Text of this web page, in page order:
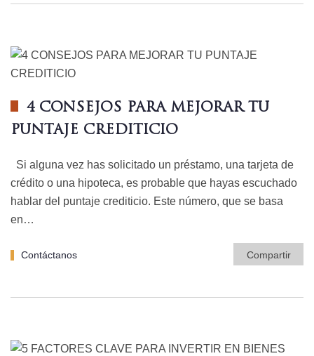
4 CONSEJOS PARA MEJORAR TU
PUNTAJE CREDITICIO
Si alguna vez has solicitado un préstamo, una tarjeta de
crédito o una hipoteca, es probable que hayas escuchado
hablar del puntaje crediticio. Este número, que se basa
en…
Contáctanos Compartir